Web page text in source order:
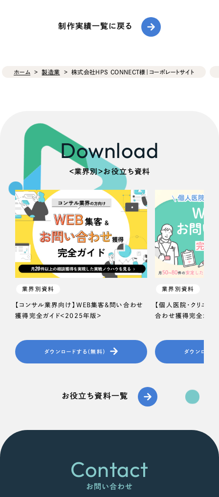
制作実績一覧に戻る
ホーム 製造業 株式会社HPS CONNECT様｜コーポレートサイト
Download
＜業界別＞お役立ち資料
業界別資料
【コンサル業界向け】WEB集客＆問い合わせ
獲得完全ガイド＜2025年版＞
ダウンロードする（無料）
業界別資料
【個人医院・クリニッ
合わせ獲得完全ガイ
ダウンロード
お役立ち資料一覧
Contact
お問い合わせ